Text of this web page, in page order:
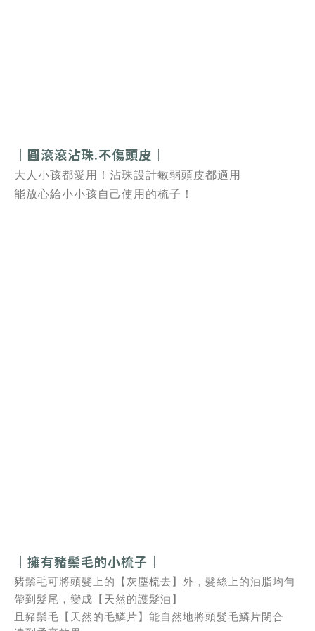
｜圓滾滾沾珠.不傷頭皮｜
大人小孩都愛用！沾珠設計敏弱頭皮都適用
能放心給小小孩自己使用的梳子！
｜擁有豬鬃毛的小梳子｜
豬鬃毛可將頭髮上的【灰塵梳去】外，髮絲上的油脂均勻
帶到髮尾，變成【天然的護髮油】
且豬鬃毛【天然的毛鱗片】能自然地將頭髮毛鱗片閉合